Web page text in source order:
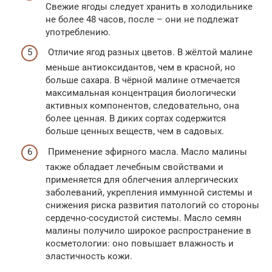
Свежие ягоды следует хранить в холодильнике
не более 48 часов, после – они не подлежат
употреблению.
Отличие ягод разных цветов. В жёлтой малине
меньше антиоксидантов, чем в красной, но
больше сахара. В чёрной малине отмечается
максимальная концентрация биологически
активных компонентов, следовательно, она
более ценная. В диких сортах содержится
больше ценных веществ, чем в садовых.
Применение эфирного масла. Масло малины
также обладает лечебным свойствами и
применяется для облегчения аллергических
заболеваний, укрепления иммунной системы и
снижения риска развития патологий со стороны
сердечно-сосудистой системы. Масло семян
малины получило широкое распространение в
косметологии: оно повышает влажность и
эластичность кожи.